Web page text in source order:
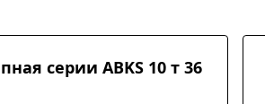
серии ABKS 10 т 36